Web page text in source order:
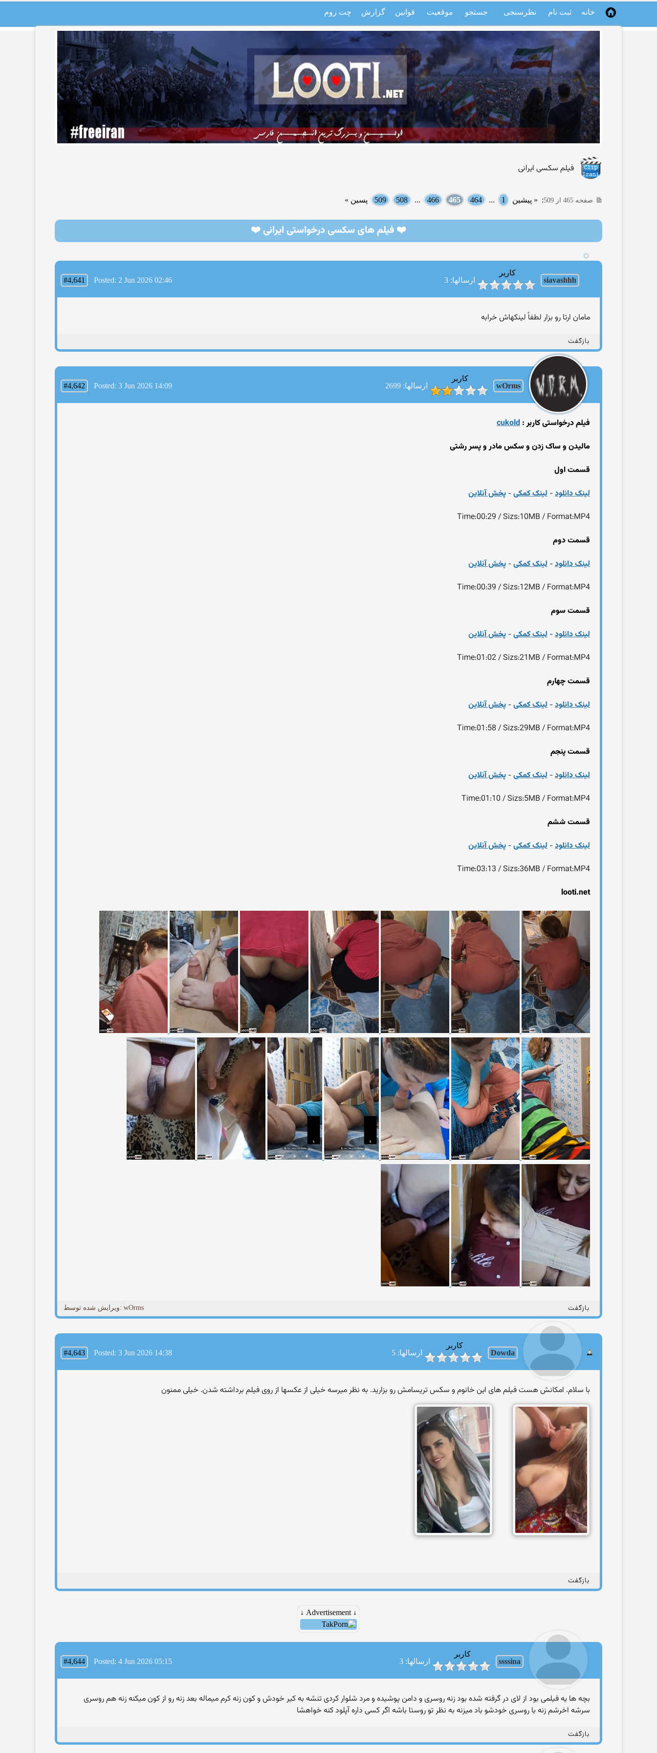
خانه ثبت نام نظرسنجی جستجو موقعیت قوانین گزارش چت روم
فیلم سکسی ایرانی
صفحه 465 از 509 : « پیشین 1
...
464
465
466
...
508
509 پسین »
❤️ فیلم های سکسی درخواستی ایرانی ❤️
siavashhh
کاربر
ارسالها: 3
#4,641 Posted: 2 Jun 2026 02:46
مامان ارتا رو بزار لطفاً لینکهاش خرابه
بازگفت
wOrms
کاربر
ارسالها: 2699
#4,642 Posted: 3 Jun 2026 14:09
فیلم درخواستی کاربر : cukold
مالیدن و ساک زدن و سکس مادر و پسر رشتی
قسمت اول
لینک دانلود- لینک کمکی- پخش آنلاین
Time:00:29 / Sizs:10MB / Format:MP4
قسمت دوم
لینک دانلود- لینک کمکی- پخش آنلاین
Time:00:39 / Sizs:12MB / Format:MP4
قسمت سوم
لینک دانلود- لینک کمکی- پخش آنلاین
Time:01:02 / Sizs:21MB / Format:MP4
قسمت چهارم
لینک دانلود- لینک کمکی- پخش آنلاین
Time:01:58 / Sizs:29MB / Format:MP4
قسمت پنجم
لینک دانلود- لینک کمکی- پخش آنلاین
Time:01:10 / Sizs:5MB / Format:MP4
قسمت ششم
لینک دانلود- لینک کمکی- پخش آنلاین
Time:03:13 / Sizs:36MB / Format:MP4
looti.net
بازگفت ویرایش شده توسط: wOrms
Dowda
کاربر
ارسالها: 5
#4,643 Posted: 3 Jun 2026 14:38
با سلام. امکانش هست فیلم های این خانوم و سکس تریسامش رو بزارید. به نظر میرسه خیلی از عکسها از روی فیلم برداشته شدن. خیلی ممنون
بازگفت
↓ Advertisement ↓
ssssina
کاربر
ارسالها: 3
#4,644 Posted: 4 Jun 2026 05:15
بچه ها یه فیلمی بود از لای در گرفته شده بود زنه روسری و دامن پوشیده و مرد شلوار کردی تنشه به کیر خودش و کون زنه کرم میماله بعد زنه رو از کون میکنه زنه هم روسری
سرشه اخرشم زنه با روسری خودشو باد میزنه به نظر تو روستا باشه اگر کسی داره آپلود کنه خواهشا
بازگفت